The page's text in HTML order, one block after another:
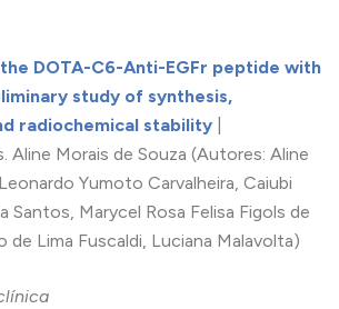
DOTA-C6-Anti-EGFr peptide with
study of synthesis,
radiochemical stability
Aline Morais de Souza (Autores: Aline
Yumoto Carvalheira, Caiubi
Santos, Marycel Rosa Felisa Figols de
de Lima Fuscaldi, Luciana Malavolta)